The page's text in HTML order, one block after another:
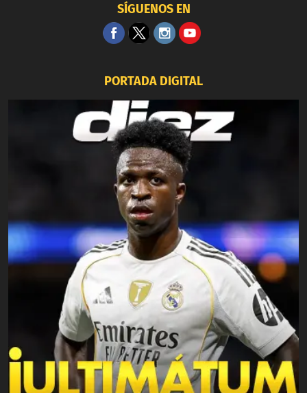
SÍGUENOS EN
PORTADA DIGITAL